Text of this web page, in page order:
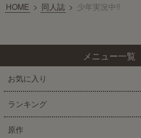
HOME > 同人誌 > 少年実況中!!
メニュー一覧
お気に入り
ランキング
原作